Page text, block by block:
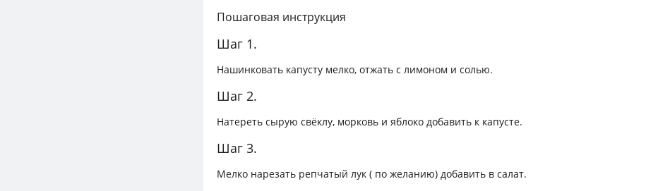
Пошаговая инструкция
Шаг 1.
Нашинковать капусту мелко, отжать с лимоном и солью.
Шаг 2.
Натереть сырую свёклу, морковь и яблоко добавить к капусте.
Шаг 3.
Мелко нарезать репчатый лук ( по желанию) добавить в салат.